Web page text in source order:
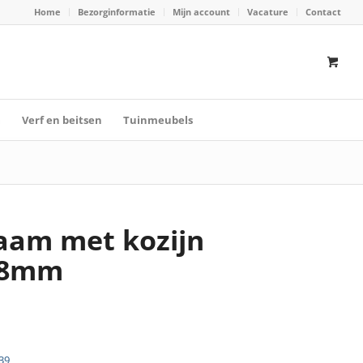
Home Bezorginformatie Mijn account Vacature Contact
Verf en beitsen Tuinmeubels
met kozijn